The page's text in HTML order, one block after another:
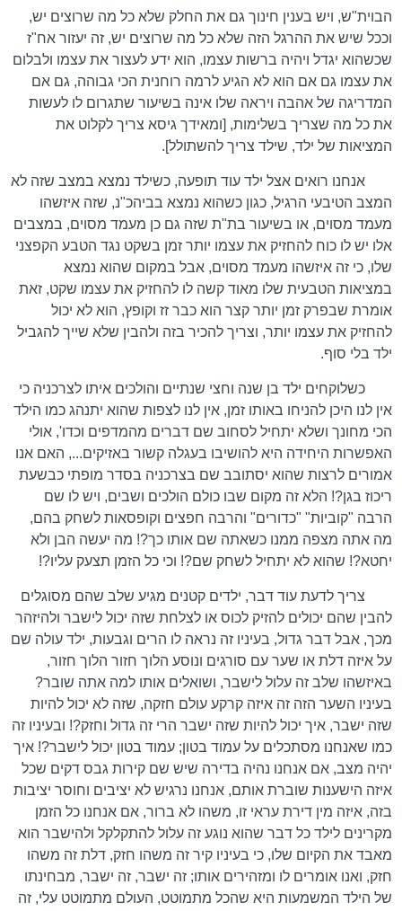
הבוית"ש, ויש בענין חינוך גם את החלק שלא כל מה שרוצים יש,
וככל שיש את ההרגל הזה שלא כל מה שרוצים יש, זה יעזור אח"ז
שכשהוא יגדל ויהיה ברשות עצמו, הוא ידע לעצור את עצמו ולבלום
את עצמו גם אם הוא לא הגיע לרמה רוחנית הכי גבוהה, גם אם
המדריגה של אהבה ויראה שלו אינה בשיעור שתגרום לו לעשות
את כל מה שצריך בשלימות, [ומאידך גיסא צריך לקלוט את
המציאות של ילד, שילד צריך להשתולל].
אנחנו רואים אצל ילד עוד תופעה, כשילד נמצא במצב שזה לא
המצב הטיבעי הרגיל, כגון כשהוא נמצא בביהכ"נ, שזה איזשהו
מעמד מסוים, או בשיעור בת"ת שזה גם כן מעמד מסוים, במצבים
אלו יש לו כוח להחזיק את עצמו יותר זמן בשקט נגד הטבע הקפצני
שלו, כי זה איזשהו מעמד מסוים, אבל במקום שהוא נמצא
במציאות הטבעית שלו מאוד קשה לו להחזיק את עצמו שקט, זאת
אומרת שבפרק זמן יותר קצר הוא כבר זז וקופץ, הוא לא יכול
להחזיק את עצמו יותר, וצריך להכיר בזה ולהבין שלא שייך להגביל
ילד בלי סוף.
כשלוקחים ילד בן שנה וחצי שנתיים והולכים איתו לצרכניה כי
אין לנו היכן להניחו באותו זמן, אין לנו לצפות שהוא יתנהג כמו הילד
הכי מחונך ושלא יתחיל לסחוב שם דברים מהמדפים וכדו', אולי
האפשרות היחידה היא להושיבו בעגלה קשור באזיקים..., האם אנו
אמורים לרצות שהוא יסתובב שם בצרכניה בסדר מופתי כבשעת
ריכוז בגן?! הלא זה מקום שבו כולם הולכים ושבים, ויש לו שם
הרבה "קוביות" "כדורים" והרבה חפצים וקופסאות לשחק בהם,
מה אתה מצפה ממנו כשאתה שם אותו כך?! מה יעשה הבן ולא
יחטא?! שהוא לא יתחיל לשחק שם?! וכי כל הזמן תצעק עליו?!
צריך לדעת עוד דבר, ילדים קטנים מגיע שלב שהם מסוגלים
להבין שהם יכולים להזיק לכוס או לצלחת שזה יכול לישבר ולהיזהר
מכך, אבל דבר גדול, בעיניו זה נראה לו הרים וגבעות, ילד עולה שם
על איזה דלת או שער עם סורגים ונוסע הלוך חזור הלוך חזור,
באיזשהו שלב זה עלול לישבר, ושואלים אותו למה אתה שובר?
בעיניו השער הזה זה איזה קרקע עולם חזקה, שזה לא יכול להיות
שזה ישבר, איך יכול להיות שזה ישבר הרי זה גדול וחזק?! ובעיניו זה
כמו שאנחנו מסתכלים על עמוד בטון; עמוד בטון יכול לישבר?! איך
יהיה מצב, אם אנחנו נהיה בדירה שיש שם קירות גבס דקים שכל
איזה הישענות שוברת אותם, אנחנו נרגיש לא יציבים וחוסר יציבות
בזה, איזה מין דירת עראי זו, משהו לא ברור, אם אנחנו כל הזמן
מקרינים לילד כל דבר שהוא נוגע זה עלול להתקלקל ולהישבר הוא
מאבד את הקיום שלו, כי בעיניו קיר זה משהו חזק, דלת זה משהו
חזק, ואנו אומרים לו ומזהירים אותו; זה ישבר, זה ישבר, מבחינתו
של הילד המשמעות היא שהכל מתמוטט, העולם מתמוטט עלי, זה